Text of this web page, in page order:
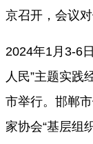
京召开，会议
2024年1月3-6
人民”主题实践
市举行。邯郸
家协会“基层组